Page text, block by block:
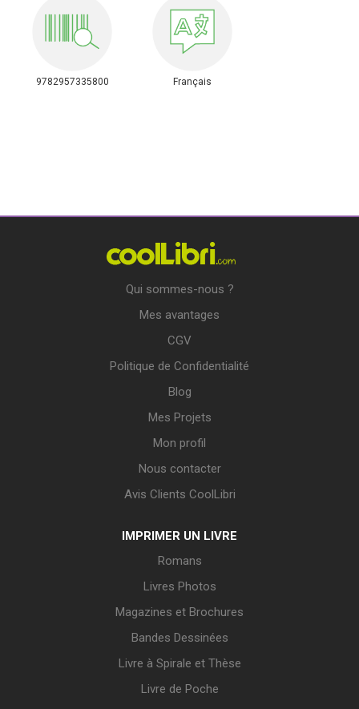
9782957335800 Français
Qui sommes-nous ?
Mes avantages
CGV
Politique de Confidentialité
Blog
Mes Projets
Mon profil
Nous contacter
Avis Clients CoolLibri
IMPRIMER UN LIVRE
Romans
Livres Photos
Magazines et Brochures
Bandes Dessinées
Livre à Spirale et Thèse
Livre de Poche